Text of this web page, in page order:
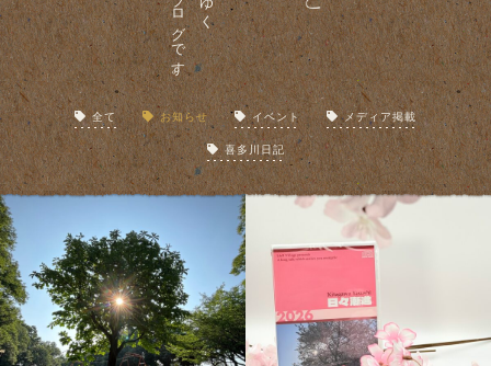
全て お知らせ イベント メディア掲載
喜多川日記